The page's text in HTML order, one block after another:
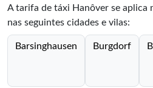
A tarifa de táxi Hanôver se aplica
nas seguintes cidades e vilas:
Barsinghausen Burgdorf